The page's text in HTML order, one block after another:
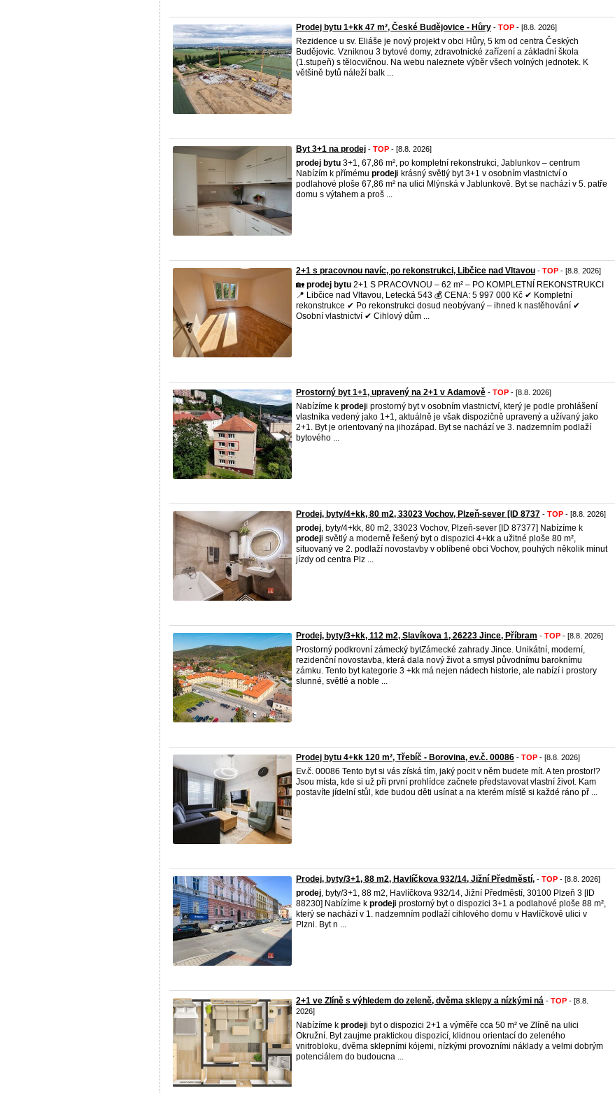
Prodej bytu 1+kk 47 m², České Budějovice - Hůry - TOP - [8.8. 2026]
Rezidence u sv. Eliáše je nový projekt v obci Hůry, 5 km od centra Českých
Budějovic. Vzniknou 3 bytové domy, zdravotnické zařízení a základní škola
(1.stupeň) s tělocvičnou. Na webu naleznete výběr všech volných jednotek. K
většině bytů náleží balk ...
Byt 3+1 na prodej - TOP - [8.8. 2026]
prodej bytu 3+1, 67,86 m², po kompletní rekonstrukci, Jablunkov – centrum
Nabízím k přímému prodeji krásný světlý byt 3+1 v osobním vlastnictví o
podlahové ploše 67,86 m² na ulici Mlýnská v Jablunkově. Byt se nachází v 5. patře
domu s výtahem a proš ...
2+1 s pracovnou navíc, po rekonstrukci, Libčice nad Vltavou - TOP - [8.8. 2026]
🏡 prodej bytu 2+1 S PRACOVNOU – 62 m² – PO KOMPLETNÍ REKONSTRUKCI
📍 Libčice nad Vltavou, Letecká 543 💰 CENA: 5 997 000 Kč ✔ Kompletní
rekonstrukce ✔ Po rekonstrukci dosud neobývaný – ihned k nastěhování ✔
Osobní vlastnictví ✔ Cihlový dům ...
Prostorný byt 1+1, upravený na 2+1 v Adamově - TOP - [8.8. 2026]
Nabízíme k prodeji prostorný byt v osobním vlastnictví, který je podle prohlášení
vlastníka vedený jako 1+1, aktuálně je však dispozičně upravený a užívaný jako
2+1. Byt je orientovaný na jihozápad. Byt se nachází ve 3. nadzemním podlaží
bytového ...
Prodej, byty/4+kk, 80 m2, 33023 Vochov, Plzeň-sever [ID 8737 - TOP - [8.8. 2026]
prodej, byty/4+kk, 80 m2, 33023 Vochov, Plzeň-sever [ID 87377] Nabízíme k
prodeji světlý a moderně řešený byt o dispozici 4+kk a užitné ploše 80 m²,
situovaný ve 2. podlaží novostavby v oblíbené obci Vochov, pouhých několik minut
jízdy od centra Plz ...
Prodej, byty/3+kk, 112 m2, Slavíkova 1, 26223 Jince, Příbram - TOP - [8.8. 2026]
Prostorný podkrovní zámecký bytZámecké zahrady Jince. Unikátní, moderní,
rezidenční novostavba, která dala nový život a smysl původnímu baroknímu
zámku. Tento byt kategorie 3 +kk má nejen nádech historie, ale nabízí i prostory
slunné, světlé a noble ...
Prodej bytu 4+kk 120 m², Třebíč - Borovina, ev.č. 00086 - TOP - [8.8. 2026]
Ev.č. 00086 Tento byt si vás získá tím, jaký pocit v něm budete mít. A ten prostor!?
Jsou místa, kde si už při první prohlídce začnete představovat vlastní život. Kam
postavíte jídelní stůl, kde budou děti usínat a na kterém místě si každé ráno př ...
Prodej, byty/3+1, 88 m2, Havlíčkova 932/14, Jižní Předměstí, - TOP - [8.8. 2026]
prodej, byty/3+1, 88 m2, Havlíčkova 932/14, Jižní Předměstí, 30100 Plzeň 3 [ID
88230] Nabízíme k prodeji prostorný byt o dispozici 3+1 a podlahové ploše 88 m²,
který se nachází v 1. nadzemním podlaží cihlového domu v Havlíčkově ulici v
Plzni. Byt n ...
2+1 ve Zlíně s výhledem do zeleně, dvěma sklepy a nízkými ná - TOP - [8.8.
2026]
Nabízíme k prodeji byt o dispozici 2+1 a výměře cca 50 m² ve Zlíně na ulici
Okružní. Byt zaujme praktickou dispozicí, klidnou orientací do zeleného
vnitrobloku, dvěma sklepními kójemi, nízkými provozními náklady a velmi dobrým
potenciálem do budoucna ...